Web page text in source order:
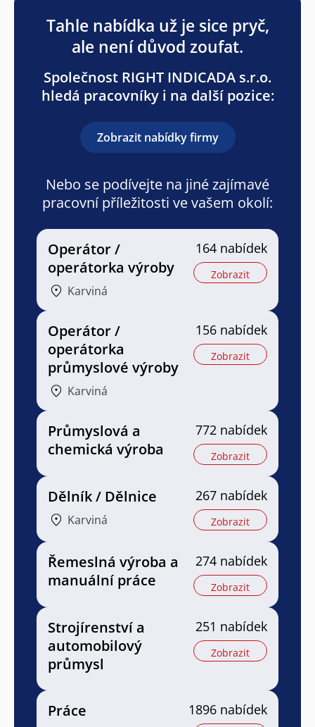
Tahle nabídka už je sice pryč,
ale není důvod zoufat.
Společnost RIGHT INDICADA s.r.o.
hledá pracovníky i na další pozice:
Zobrazit nabídky firmy
Nebo se podívejte na jiné zajímavé
pracovní příležitosti ve vašem okolí:
Operátor /
operátorka výroby
Karviná
164 nabídek
Zobrazit
Operátor /
operátorka
průmyslové výroby
Karviná
156 nabídek
Zobrazit
Průmyslová a
chemická výroba
772 nabídek
Zobrazit
Dělník / Dělnice
Karviná
267 nabídek
Zobrazit
Řemeslná výroba a
manuální práce
274 nabídek
Zobrazit
Strojírenství a
automobilový
průmysl
251 nabídek
Zobrazit
Práce 1896 nabídek